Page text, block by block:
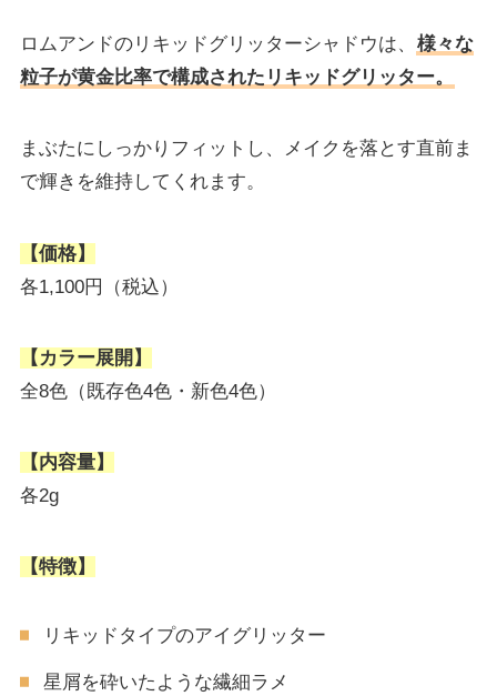
ロムアンドのリキッドグリッターシャドウは、 様々な
粒子が黄金比率で構成されたリキッドグリッター。
まぶたにしっかりフィットし、メイクを落とす直前ま
で輝きを維持してくれます。
【価格】
各1,100円（税込）
【カラー展開】
全8色（既存色4色・新色4色）
【内容量】
各2g
【特徴】
リキッドタイプのアイグリッター
星屑を砕いたような繊細ラメ